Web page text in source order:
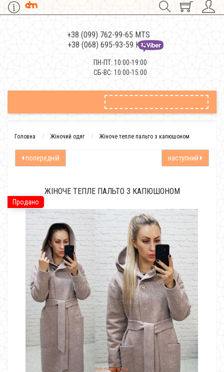
+38 (099) 762-99-65 MTS
+38 (068) 695-93-59 Kievstar
ПН-ПТ: 10:00-19:00
СБ-ВС: 10:00-15:00
Головна Жіночий одяг Жіноче тепле пальто з капюшоном
попередній наступний
Продано
ЖІНОЧЕ ТЕПЛЕ ПАЛЬТО З КАПЮШОНОМ